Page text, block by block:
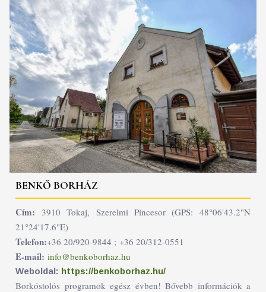
BENKŐ BORHÁZ
Cím: 3910 Tokaj, Szerelmi Pincesor (GPS: 48°06'43.2"N
21°24'17.6"E)
Telefon:+36 20/920-9844 ; +36 20/312-0551
E-mail: info@benkoborhaz.hu
Weboldal: https://benkoborhaz.hu/
Borkóstolós programok egész évben! Bővebb információk a